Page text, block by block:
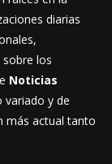
diarias
los
Noticias
variado y de
más actual tanto